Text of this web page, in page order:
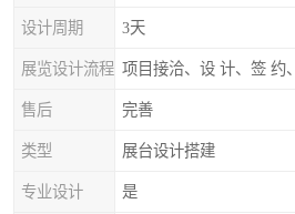
设计周期 3天
展览设计流程
售后 完善
类型 展台设计搭建
专业设计 是